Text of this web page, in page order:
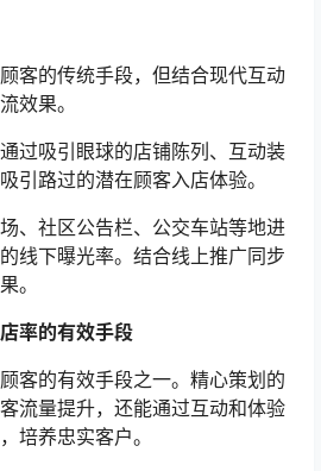
客的传统手段，但结合现代互动
效果。
过吸引眼球的店铺陈列、互动装
引路过的潜在顾客入店体验。
、社区公告栏、公交车站等地进
线下曝光率。结合线上推广同步
。
率的有效手段
客的有效手段之一。精心策划的
流量提升，还能通过互动和体验
培养忠实客户。